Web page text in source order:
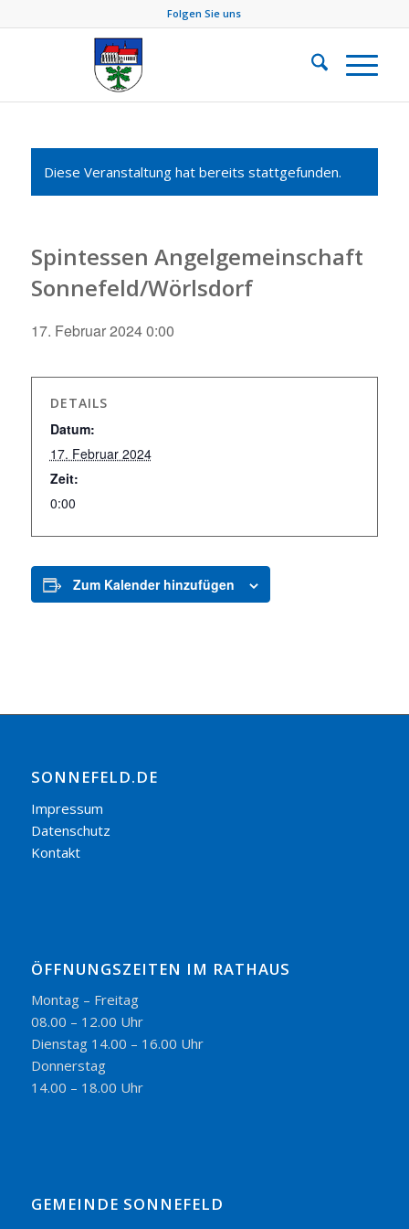
Folgen Sie uns
Diese Veranstaltung hat bereits stattgefunden.
Spintessen Angelgemeinschaft
Sonnefeld/Wörlsdorf
17. Februar 2024 0:00
DETAILS
Datum:
17. Februar 2024
Zeit:
0:00
Zum Kalender hinzufügen
SONNEFELD.DE
Impressum
Datenschutz
Kontakt
ÖFFNUNGSZEITEN IM RATHAUS
Montag – Freitag
08.00 – 12.00 Uhr
Dienstag 14.00 – 16.00 Uhr
Donnerstag
14.00 – 18.00 Uhr
GEMEINDE SONNEFELD